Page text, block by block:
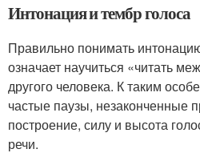
Интонация и тембр голоса
Правильно понимать
означает научиться «читать
другого человека. К таким
частые паузы, незаконченные
построение, силу и высота
речи.